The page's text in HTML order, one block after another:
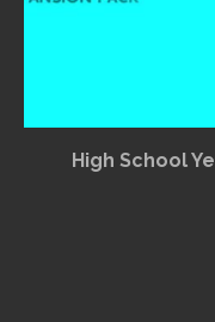
High School